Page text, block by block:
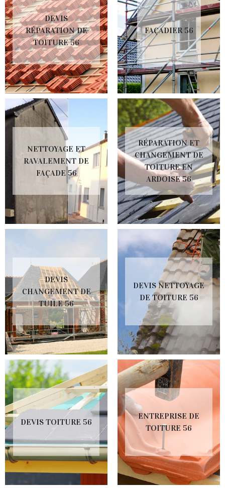
DEVIS
RÉPARATION DE
TOITURE 56
FAÇADIER 56
NETTOYAGE ET
RAVALEMENT DE
FAÇADE 56
RÉPARATION ET
CHANGEMENT DE
TOITURE EN
ARDOISE 56
DEVIS
CHANGEMENT DE
TUILE 56
DEVIS NETTOYAGE
DE TOITURE 56
DEVIS TOITURE 56
ENTREPRISE DE
TOITURE 56